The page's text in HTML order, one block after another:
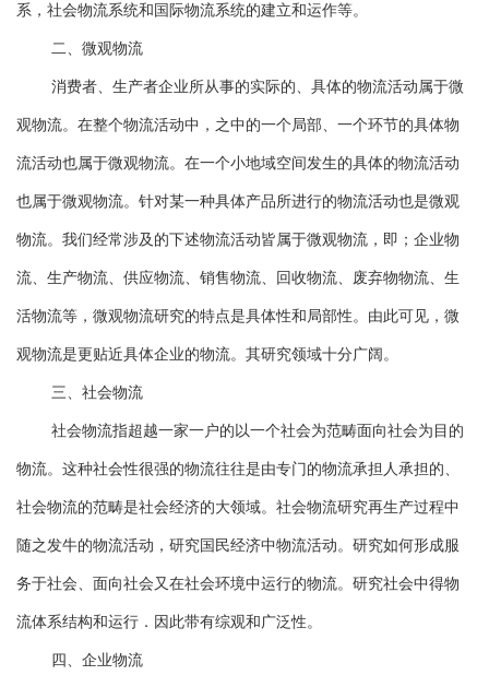
系，社会物流系统和国际物流系统的建立和运作等。
二、微观物流
消费者、生产者企业所从事的实际的、具体的物流活动属于微
观物流。在整个物流活动中，之中的一个局部、一个环节的具体物
流活动也属于微观物流。在一个小地域空间发生的具体的物流活动
也属于微观物流。针对某一种具体产品所进行的物流活动也是微观
物流。我们经常涉及的下述物流活动皆属于微观物流，即；企业物
流、生产物流、供应物流、销售物流、回收物流、废弃物物流、生
活物流等，微观物流研究的特点是具体性和局部性。由此可见，微
观物流是更贴近具体企业的物流。其研究领域十分广阔。
三、社会物流
社会物流指超越一家一户的以一个社会为范畴面向社会为目的
物流。这种社会性很强的物流往往是由专门的物流承担人承担的、
社会物流的范畴是社会经济的大领域。社会物流研究再生产过程中
随之发牛的物流活动，研究国民经济中物流活动。研究如何形成服
务于社会、面向社会又在社会环境中运行的物流。研究社会中得物
流体系结构和运行．因此带有综观和广泛性。
四、企业物流